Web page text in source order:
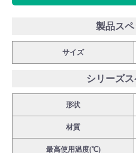
Corporate Blog
採用情報
製品スペ
サイズ
シリーズ
形状
材質
最高使用温度(℃)